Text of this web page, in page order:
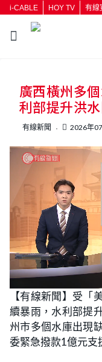
i-CABLE HOY TV 有線
廣西橫州多
利部提升洪
有線新聞 2026年
n
m
t
e
o
e
d
:
2
1
.
【有線新聞】受「
續暴雨，水利部提
州市多個水庫出現
委緊急撥款1億元支